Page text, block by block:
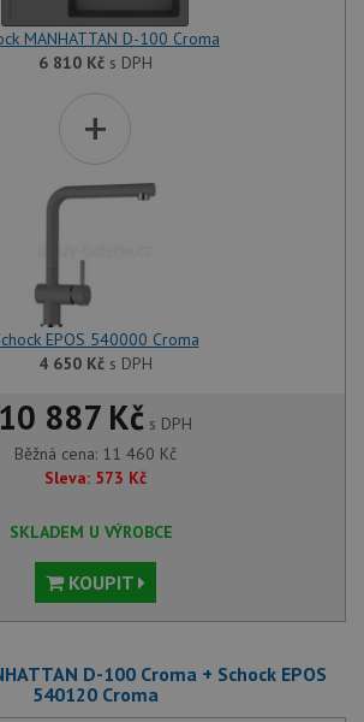
MANHATTAN D-100 Croma
6 810 Kčs DPH
+
EPOS 540000 Croma
4 650 Kčs DPH
10 887 Kč s DPH
Běžná cena: 11 460 Kč
Sleva: 573 Kč
SKLADEM U VÝROBCE
KOUPIT
D-100 Croma + Schock EPOS
540120 Croma